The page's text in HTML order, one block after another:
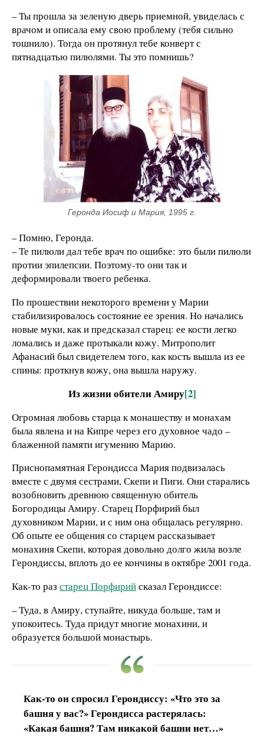
– Ты прошла за зеленую дверь приемной, увиделась с
врачом и описала ему свою проблему (тебя сильно
тошнило). Тогда он протянул тебе конверт с
пятнадцатью пилюлями. Ты это помнишь?
Геронда Иосиф и Мария, 1995 г.
– Помню, Геронда.
– Те пилюли дал тебе врач по ошибке: это были пилюли
протии эпилепсии. Поэтому-то они так и
деформировали твоего ребенка.
По прошествии некоторого времени у Марии
стабилизировалось состояние ее зрения. Но начались
новые муки, как и предсказал старец: ее кости легко
ломались и даже протыкали кожу. Митрополит
Афанасий был свидетелем того, как кость вышла из ее
спины: проткнув кожу, она вышла наружу.
Из жизни обители Амиру[2]
Огромная любовь старца к монашеству и монахам
была явлена и на Кипре через его духовное чадо –
блаженной памяти игумению Марию.
Приснопамятная Герондисса Мария подвизалась
вместе с двумя сестрами, Скепи и Пиги. Они старались
возобновить древнюю священную обитель
Богородицы Амиру. Старец Порфирий был
духовником Марии, и с ним она общалась регулярно.
Об опыте ее общения со старцем рассказывает
монахиня Скепи, которая довольно долго жила возле
Герондиссы, вплоть до ее кончины в октябре 2001 года.
Как-то раз старец Порфирийсказал Герондиссе:
– Туда, в Амиру, ступайте, никуда больше, там и
упокоитесь. Туда придут многие монахини, и
образуется большой монастырь.
Как-то он спросил Герондиссу: «Что это за
башня у вас?» Герондисса растерялась:
«Какая башня? Там никакой башни нет…»